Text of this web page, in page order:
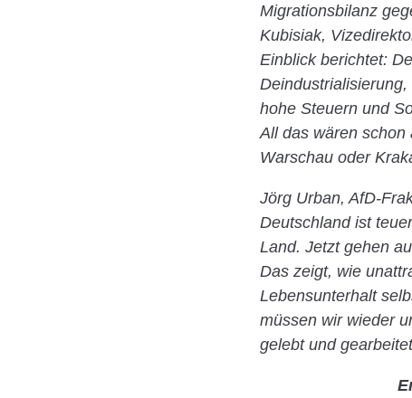
Migrationsbilanz
Kubisiak,
Einblick berichtet:
hohe Steuern und
All das wären
Warschau oder
Jörg Urban, AfD-
Deutschland ist
Land. Jetzt gehen
Das zeigt, wie
Lebensunterhalt
müssen wir wieder
gelebt und